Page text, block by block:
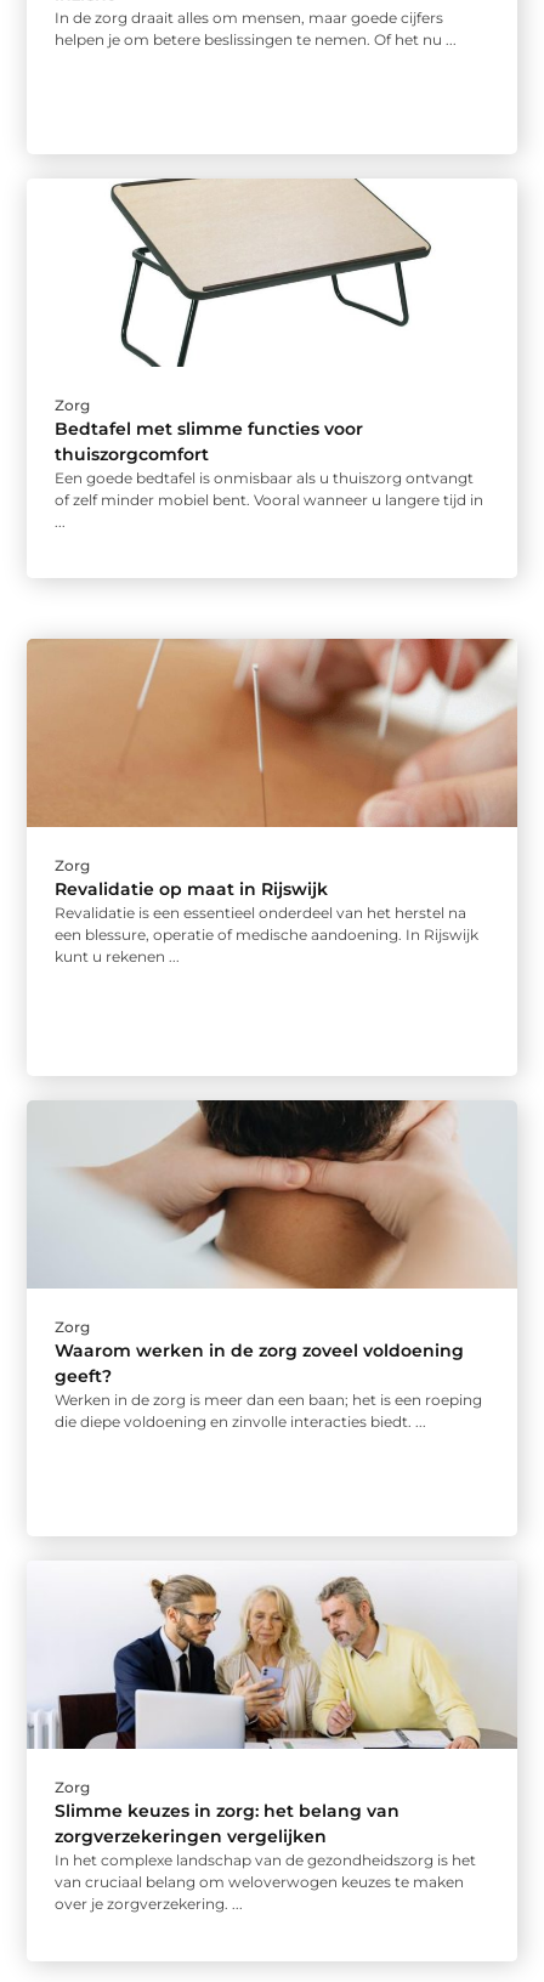
In de zorg draait alles om mensen, maar goede cijfers
helpen je om betere beslissingen te nemen. Of het nu ...
Zorg
Bedtafel met slimme functies voor
thuiszorgcomfort
Een goede bedtafel is onmisbaar als u thuiszorg ontvangt
of zelf minder mobiel bent. Vooral wanneer u langere tijd in
...
Zorg
Revalidatie op maat in Rijswijk
Revalidatie is een essentieel onderdeel van het herstel na
een blessure, operatie of medische aandoening. In Rijswijk
kunt u rekenen ...
Zorg
Waarom werken in de zorg zoveel voldoening
geeft?
Werken in de zorg is meer dan een baan; het is een roeping
die diepe voldoening en zinvolle interacties biedt. ...
Zorg
Slimme keuzes in zorg: het belang van
zorgverzekeringen vergelijken
In het complexe landschap van de gezondheidszorg is het
van cruciaal belang om weloverwogen keuzes te maken
over je zorgverzekering. ...